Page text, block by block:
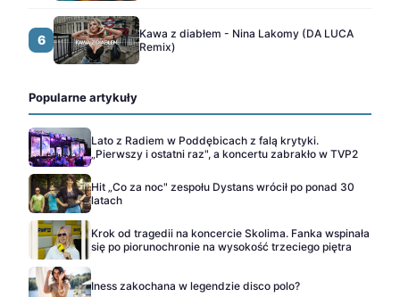
6
Kawa z diabłem - Nina Lakomy (DA LUCA
Remix)
Popularne artykuły
Lato z Radiem w Poddębicach z falą krytyki.
„Pierwszy i ostatni raz", a koncertu zabrakło w TVP2
Hit „Co za noc" zespołu Dystans wrócił po ponad 30
latach
Krok od tragedii na koncercie Skolima. Fanka wspinała
się po piorunochronie na wysokość trzeciego piętra
Iness zakochana w legendzie disco polo?